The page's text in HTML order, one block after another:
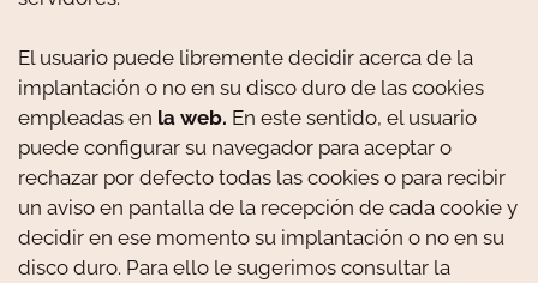
El usuario puede libremente decidir acerca de la
implantación o no en su disco duro de las cookies
empleadas en la web. En este sentido, el usuario
puede configurar su navegador para aceptar o
rechazar por defecto todas las cookies o para recibir
un aviso en pantalla de la recepción de cada cookie y
decidir en ese momento su implantación o no en su
disco duro. Para ello le sugerimos consultar la